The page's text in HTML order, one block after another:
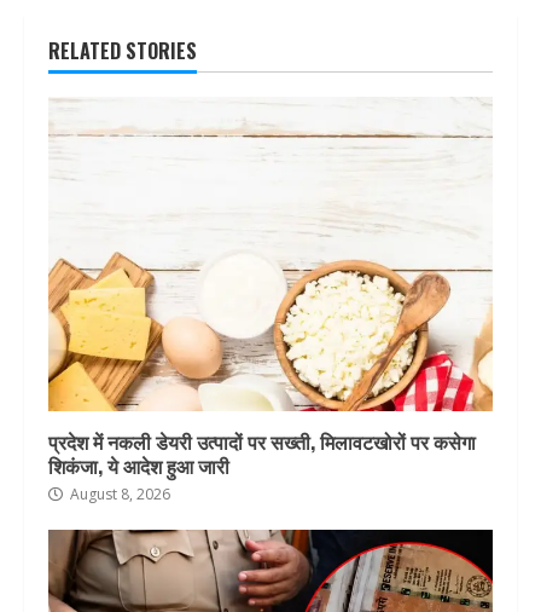
RELATED STORIES
प्रदेश में नकली डेयरी उत्पादों पर सख्ती, मिलावटखोरों पर कसेगा
शिकंजा, ये आदेश हुआ जारी
August 8, 2026